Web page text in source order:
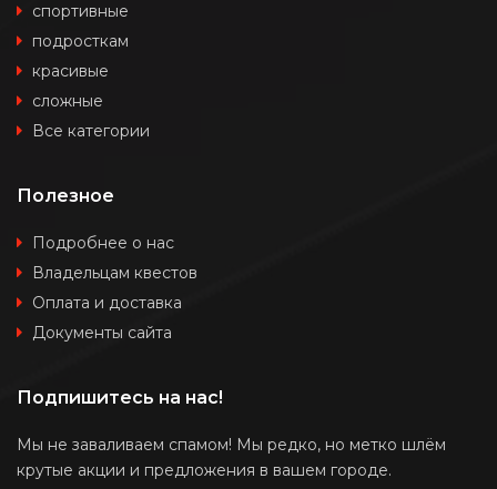
спортивные
подросткам
красивые
сложные
Все категории
Полезное
Подробнее о нас
Владельцам квестов
Оплата и доставка
Документы сайта
Подпишитесь на нас!
Мы не заваливаем спамом! Мы редко, но метко шлём
крутые акции и предложения в вашем городе.